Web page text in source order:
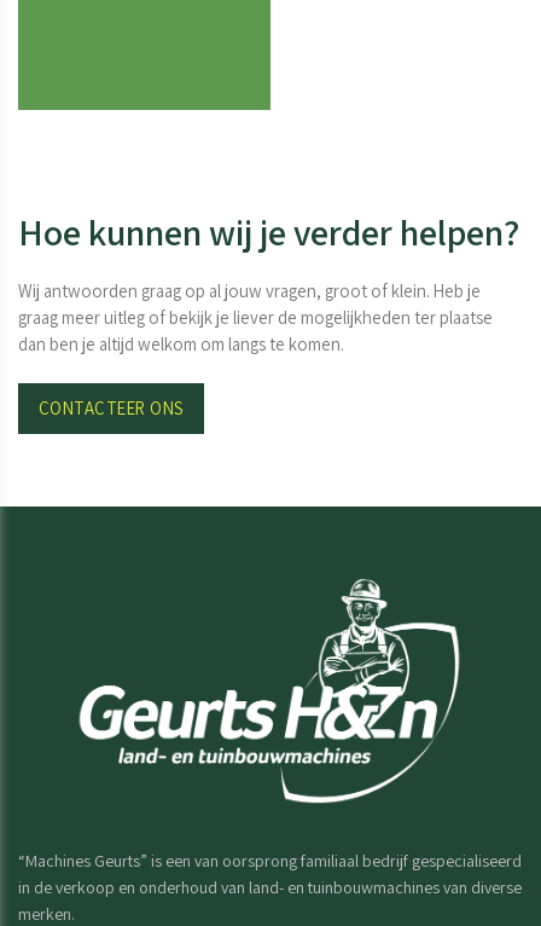
Hoe kunnen wij je verder helpen?
Wij antwoorden graag op al jouw vragen, groot of klein. Heb je
graag meer uitleg of bekijk je liever de mogelijkheden ter plaatse
dan ben je altijd welkom om langs te komen.
CONTACTEER ONS
“Machines Geurts” is een van oorsprong familiaal bedrijf gespecialiseerd
in de verkoop en onderhoud van land- en tuinbouwmachines van diverse
merken.